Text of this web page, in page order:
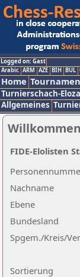
Logged on: Gast
Arabic ARM AZE BIH BUL
Home
Turnierschach-
Allgemeines
Nachname
Ebene
Sortierung
Bundesland
Spgem./Kreis/
FIDE-Elolisten